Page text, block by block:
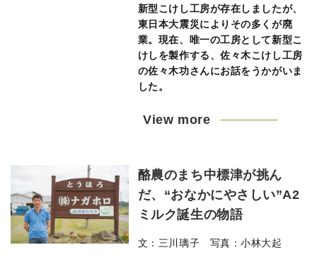
新型こけし工房が存在しましたが、
東日本大震災によりその多くが廃
業。現在、唯一の工房として新型こ
けしを製作する、佐々木こけし工房
の佐々木功さんにお話をうかがいま
した。
View more
酪農のまち中標津が挑ん
だ、“おなかにやさしい”A2
ミルク誕生の物語
文：三川璃子 写真：小林大起